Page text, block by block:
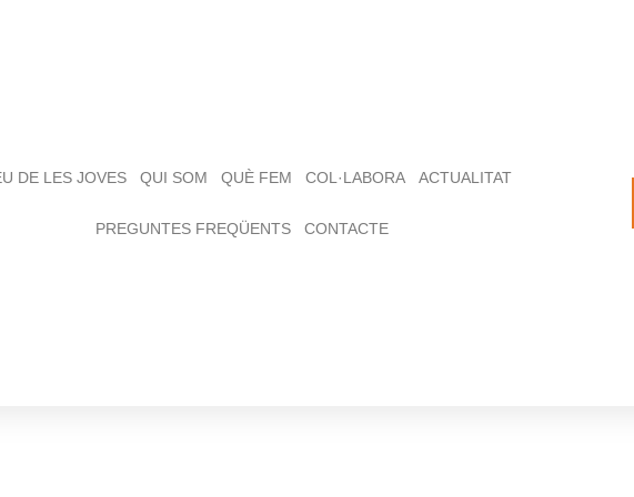
DE LES JOVES QUI SOM QUÈ FEM COL·LABORA ACTUALITAT
PREGUNTES FREQÜENTS CONTACTE